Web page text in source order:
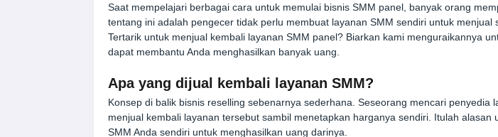
Saat mempelajari berbagai cara untuk memulai bisnis SMM panel, banyak orang
tentang ini adalah pengecer tidak perlu membuat layanan SMM sendiri untuk menjual
Tertarik untuk menjual kembali layanan SMM panel? Biarkan kami menguraikannya
dapat membantu Anda menghasilkan banyak uang.
Apa yang dijual kembali layanan SMM?
Konsep di balik bisnis reselling sebenarnya sederhana. Seseorang mencari penyedia
menjual kembali layanan tersebut sambil menetapkan harganya sendiri. Itulah
SMM Anda sendiri untuk menghasilkan uang darinya.